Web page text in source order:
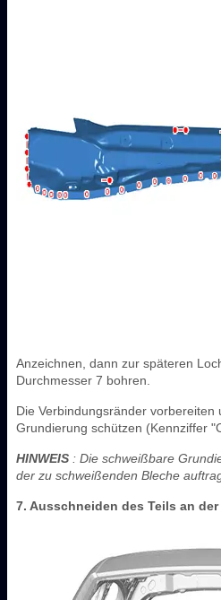
Anzeichnen, dann zur späteren
Durchmesser 7 bohren.
Die Verbindungsränder vorbereiten
Grundierung schützen (Kennziffer
HINWEIS : Die schweißbare
der zu schweißenden Bleche
7. Ausschneiden des Teils an